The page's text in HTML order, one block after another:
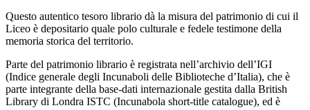
Questo autentico tesoro librario dà la misura del patrimonio di cui il
Liceo è depositario quale polo culturale e fedele testimone della
memoria storica del territorio.
Parte del patrimonio librario è registrata nell’archivio dell’IGI
(Indice generale degli Incunaboli delle Biblioteche d’Italia), che è
parte integrante della base-dati internazionale gestita dalla British
Library di Londra ISTC (Incunabola short-title catalogue), ed è